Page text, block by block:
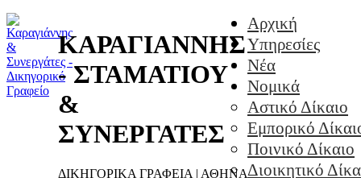
ΚΑΡΑΓΙΑΝΝΗΣ
- ΣΤΑΜΑΤΙΟΥ
&
ΣΥΝΕΡΓΑΤΕΣ
ΔΙΚΗΓΟΡΙΚΑ ΓΡΑΦΕΙΑ | ΑΘΗΝΑ
Αρχική
Υπηρεσίες
Νέα
Νομικά
Αστικό Δίκαιο
Εμπορικό
Ποινικό Δίκαιο
Διοικητικό